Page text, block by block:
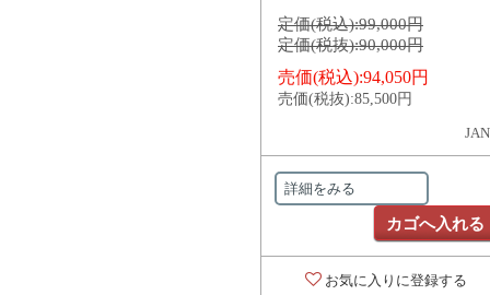
定価(税込):99,000円
定価(税抜):90,000円
売価(税込):94,050円
売価(税抜):85,500円
詳細をみる
カゴへ入れる
お気に入りに登録する